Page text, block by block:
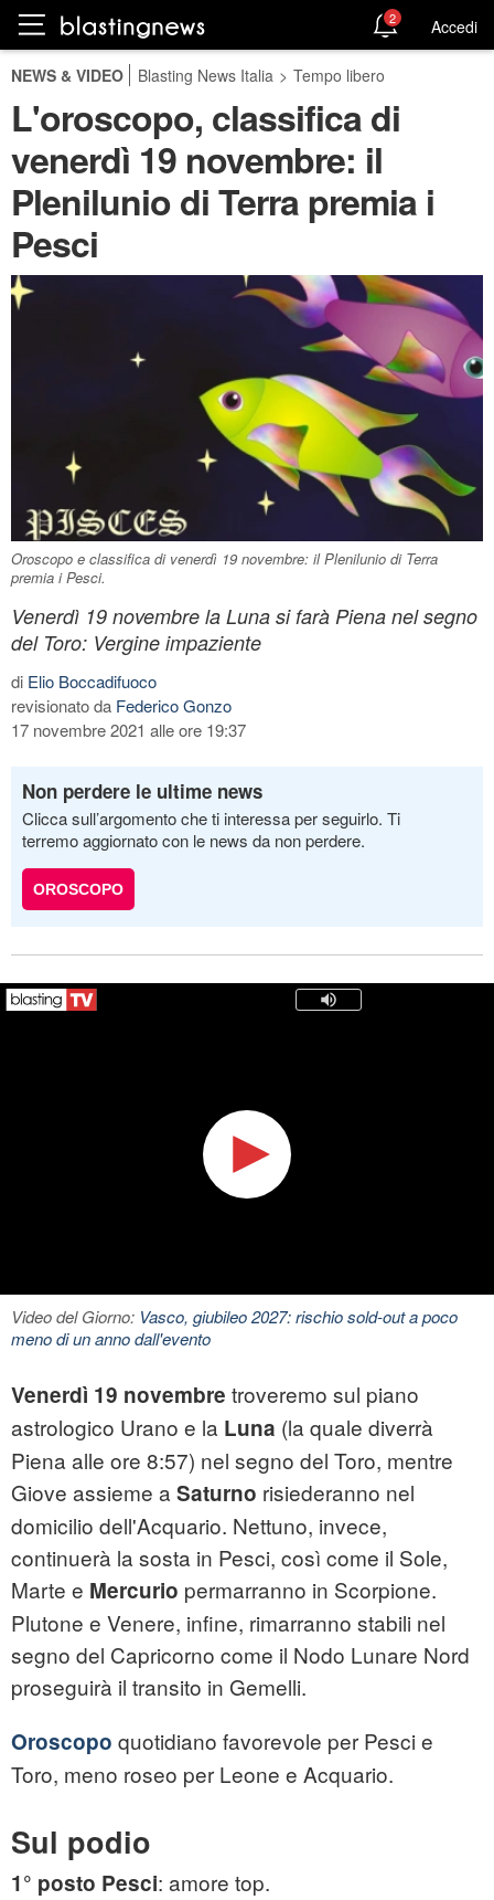
2 Accedi
NEWS & VIDEO Blasting News Italia > Tempo libero
L'oroscopo, classifica di
venerdì 19 novembre: il
Plenilunio di Terra premia i
Pesci
Oroscopo e classifica di venerdì 19 novembre: il Plenilunio di Terra
premia i Pesci.
Venerdì 19 novembre la Luna si farà Piena nel segno
del Toro: Vergine impaziente
di Elio Boccadifuoco
revisionato da Federico Gonzo
17 novembre 2021 alle ore 19:37
Non perdere le ultime news
Clicca sull’argomento che ti interessa per seguirlo. Ti
terremo aggiornato con le news da non perdere.
OROSCOPO
Video del Giorno: Vasco, giubileo 2027: rischio sold-out a poco
meno di un anno dall'evento
Venerdì 19 novembre troveremo sul piano
astrologico Urano e la Luna (la quale diverrà
Piena alle ore 8:57) nel segno del Toro, mentre
Giove assieme a Saturno risiederanno nel
domicilio dell'Acquario. Nettuno, invece,
continuerà la sosta in Pesci, così come il Sole,
Marte e Mercurio permarranno in Scorpione.
Plutone e Venere, infine, rimarranno stabili nel
segno del Capricorno come il Nodo Lunare Nord
proseguirà il transito in Gemelli.
Oroscopo quotidiano favorevole per Pesci e
Toro, meno roseo per Leone e Acquario.
Sul podio
1° posto Pesci: amore top.